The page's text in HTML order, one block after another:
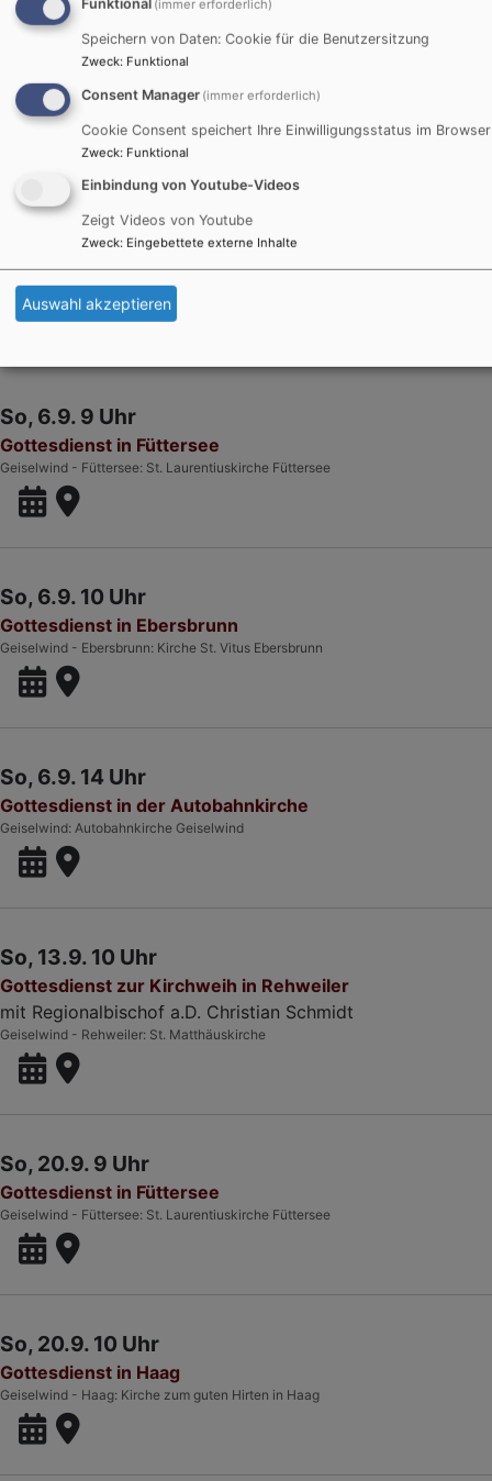
Gottesdienst in Rehweiler
mit Prädikant Edmund Mix
Geiselwind - Rehweiler
So, 30.8. 9:30 Uhr
Gottesdienst zur Kirchweih in Wasserberndorf
anschl. Weißwurstfrühstück und Kirchenkaffee
Geiselwind - Wasserberndorf
So, 6.9. 9 Uhr
Gottesdienst in Füttersee
Geiselwind - Füttersee St. Laurentiuskirche Füttersee
So, 6.9. 10 Uhr
Gottesdienst in Ebersbrunn
Geiselwind - Ebersbrunn Kirche St. Vitus Ebersbrunn
So, 6.9. 14 Uhr
Gottesdienst in der Autobahnkirche
Geiselwind Autobahnkirche Geiselwind
So, 13.9. 10 Uhr
Gottesdienst zur Kirchweih in Rehweiler
mit Regionalbischof a.D. Christian Schmidt
Geiselwind - Rehweiler St. Matthäuskirche
So, 20.9. 9 Uhr
Gottesdienst in Füttersee
Geiselwind - Füttersee St. Laurentiuskirche Füttersee
So, 20.9. 10 Uhr
Gottesdienst in Haag
Geiselwind - Haag Kirche zum guten Hirten in Haag
Funktional (immer erforderlich)
Speichern von Daten: Cookie für die Benutzersitzung
Zweck: Funktional
Consent Manager (immer erforderlich)
Cookie Consent speichert Ihre Einwilligungsstatus im Browser
Zweck: Funktional
Einbindung von Youtube-Videos
Zeigt Videos von Youtube
Zweck: Eingebettete externe Inhalte
Auswahl akzeptieren